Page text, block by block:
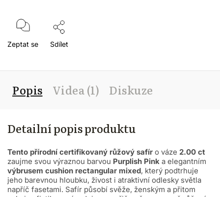
Zeptat se Sdílet
Popis Videa (1) Diskuze
Detailní popis produktu
Tento přírodní certifikovaný růžový safír o váze 2.00 ct
zaujme svou výraznou barvou Purplish Pink a elegantním
výbrusem cushion rectangular mixed, který podtrhuje
jeho barevnou hloubku, živost i atraktivní odlesky světla
napříč fasetami. Safír působí svěže, ženským a přitom